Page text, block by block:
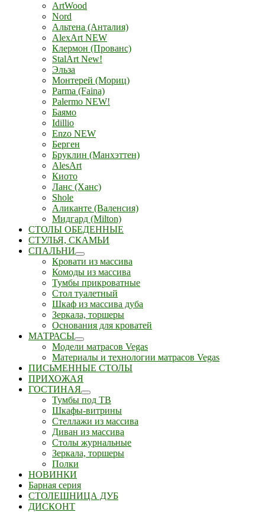
ArtWood
Nord
Альтена (Анталия)
AlexArt NEW
Клермон (Прованс)
StalArt New!
Эльза
Монтерей (Мориц)
Parma (Faina)
Palermo NEW!
Баямо
Idillio
Enzo NEW
Берген
Бруклин (Манхэттен)
AlesArt
Киото
Ланс (Ханс)
Shole
Аликанте (Валенсия)
Мидгард (Milton)
СТОЛЫ ОБЕДЕННЫЕ
СТУЛЬЯ, СКАМЬИ
СПАЛЬНИ
Кровати из массива
Комоды из массива
Тумбы прикроватные
Стол туалетный
Шкаф из массива дуба
Зеркала, торшеры
Основания для кроватей
МАТРАСЫ
Модели матрасов Vegas
Материалы и технологии матрасов Vegas
ПИСЬМЕННЫЕ СТОЛЫ
ПРИХОЖАЯ
ГОСТИНАЯ
Тумбы под ТВ
Шкафы-витрины
Стеллажи из массива
Диван из массива
Столы журнальные
Зеркала, торшеры
Полки
НОВИНКИ
Барная серия
СТОЛЕШНИЦА ДУБ
ДИСКОНТ